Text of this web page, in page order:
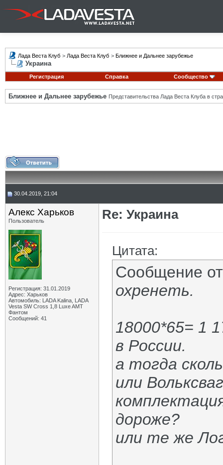
Лада Веста Клуб > Лада Веста Клуб > Ближнее и Дальнее зарубежье
Украина
Регистрация Справка Сообщество
Ближнее и Дальнее зарубежье Представительства Лада Веста Клуба в
30.04.2019, 21:04
Алекс Харьков
Пользователь
Регистрация: 31.01.2019
Адрес: Харьков
Автомобиль: LADA Kalina, LADA
Vesta SW Cross 1,8 Luxe AMT
Фантом
Сообщений: 41
Re: Украина
Цитата:
Сообщение
охренеть.
18000*65= 1
в России.
а тогда
или
дороже?
или те же